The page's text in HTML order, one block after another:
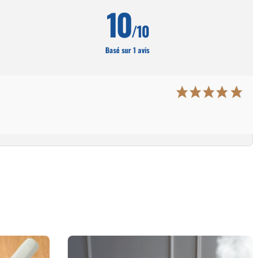
10/10
Basé sur 1 avis